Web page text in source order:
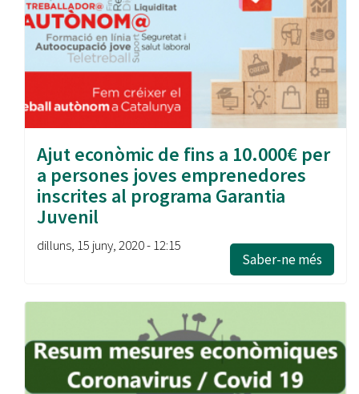
Ajut econòmic de fins a 10.000€ per
a persones joves emprenedores
inscrites al programa Garantia
Juvenil
dilluns, 15 juny, 2020 - 12:15
Saber-ne més